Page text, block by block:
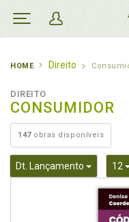
HOME Direito
DIREITO
CONSUMIDOR
147obras disponíveis
Dt. Lançamento Toggle
12